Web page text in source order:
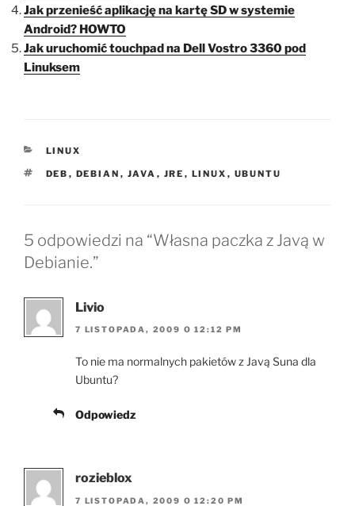
Jak przenieść aplikację na kartę SD w systemie
Android? HOWTO
Jak uruchomić touchpad na Dell Vostro 3360 pod
Linuksem
KATEGORIE
LINUX
TAGI
DEB , DEBIAN , JAVA , JRE , LINUX , UBUNTU
5 odpowiedzi na “Własna paczka z Javą w
Debianie.”
Livio
7 LISTOPADA, 2009 O 12:12 PM
To nie ma normalnych pakietów z Javą Suna dla
Ubuntu?
Odpowiedz
rozieblox
7 LISTOPADA, 2009 O 12:20 PM